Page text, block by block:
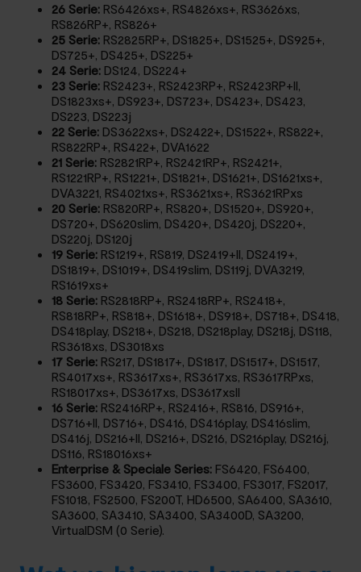
26 Serie: RS6426xs+, RS4826xs+, RS3626xs,
RS826RP+, RS826+
25 Serie: RS2825RP+, DS1825+, DS1525+, DS925+,
DS725+, DS425+, DS225+
24 Serie: DS124, DS224+
23 Serie: RS2423+, RS2423RP+, RS2423RP+II,
DS1823xs+, DS923+, DS723+, DS423+, DS423,
DS223, DS223j
22 Serie: DS3622xs+, DS2422+, DS1522+, RS822+,
RS822RP+, RS422+, DVA1622
21 Serie: RS2821RP+, RS2421RP+, RS2421+,
RS1221RP+, RS1221+, DS1821+, DS1621+, DS1621xs+,
DVA3221, RS4021xs+, RS3621xs+, RS3621RPxs
20 Serie: RS820RP+, RS820+, DS1520+, DS920+,
DS720+, DS620slim, DS420+, DS420j, DS220+,
DS220j, DS120j
19 Serie: RS1219+, RS819, DS2419+II, DS2419+,
DS1819+, DS1019+, DS419slim, DS119j, DVA3219,
RS1619xs+
18 Serie: RS2818RP+, RS2418RP+, RS2418+,
RS818RP+, RS818+, DS1618+, DS918+, DS718+, DS418,
DS418play, DS218+, DS218, DS218play, DS218j, DS118,
RS3618xs, DS3018xs
17 Serie: RS217, DS1817+, DS1817, DS1517+, DS1517,
RS4017xs+, RS3617xs+, RS3617xs, RS3617RPxs,
RS18017xs+, DS3617xs, DS3617xsII
16 Serie: RS2416RP+, RS2416+, RS816, DS916+,
DS716+II, DS716+, DS416, DS416play, DS416slim,
DS416j, DS216+II, DS216+, DS216, DS216play, DS216j,
DS116, RS18016xs+
Enterprise & Speciale Series: FS6420, FS6400,
FS3600, FS3420, FS3410, FS3400, FS3017, FS2017,
FS1018, FS2500, FS200T, HD6500, SA6400, SA3610,
SA3600, SA3410, SA3400, SA3400D, SA3200,
VirtualDSM (0 Serie).